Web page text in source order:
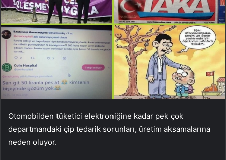
Otomobilden tüketici elektroniğine kadar pek çok
departmandaki çip tedarik sorunları, üretim aksamalarına
neden oluyor.